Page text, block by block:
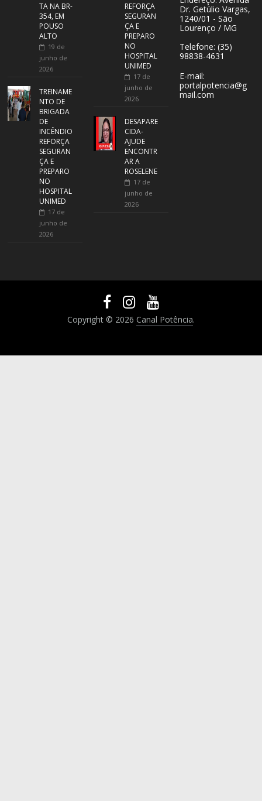
TA NA BR-
354, EM
POUSO
ALTO
19 de
junho de
2026
TREINAME
NTO DE
BRIGADA
DE
INCÊNDIO
REFORÇA
SEGURAN
ÇA E
PREPARO
NO
HOSPITAL
UNIMED
17 de
junho de
2026
REFORÇA
SEGURAN
ÇA E
PREPARO
NO
HOSPITAL
UNIMED
17 de
junho de
2026
DESAPARE
CIDA-
AJUDE
ENCONTR
AR A
ROSELENE
17 de
junho de
2026
Dr. Getúlio Vargas,
1240/01 - São
Lourenço / MG
Telefone: (35)
98838-4631
E-mail:
portalpotencia@g
mail.com
Copyright © 2026 Canal Potência.